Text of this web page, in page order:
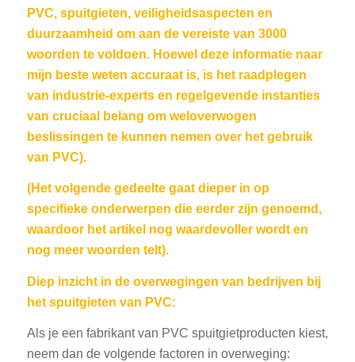
PVC, spuitgieten, veiligheidsaspecten en
duurzaamheid om aan de vereiste van 3000
woorden te voldoen. Hoewel deze informatie naar
mijn beste weten accuraat is, is het raadplegen
van industrie-experts en regelgevende instanties
van cruciaal belang om weloverwogen
beslissingen te kunnen nemen over het gebruik
van PVC).
(Het volgende gedeelte gaat dieper in op
specifieke onderwerpen die eerder zijn genoemd,
waardoor het artikel nog waardevoller wordt en
nog meer woorden telt).
Diep inzicht in de overwegingen van bedrijven bij
het spuitgieten van PVC:
Als je een fabrikant van PVC spuitgietproducten kiest,
neem dan de volgende factoren in overweging: